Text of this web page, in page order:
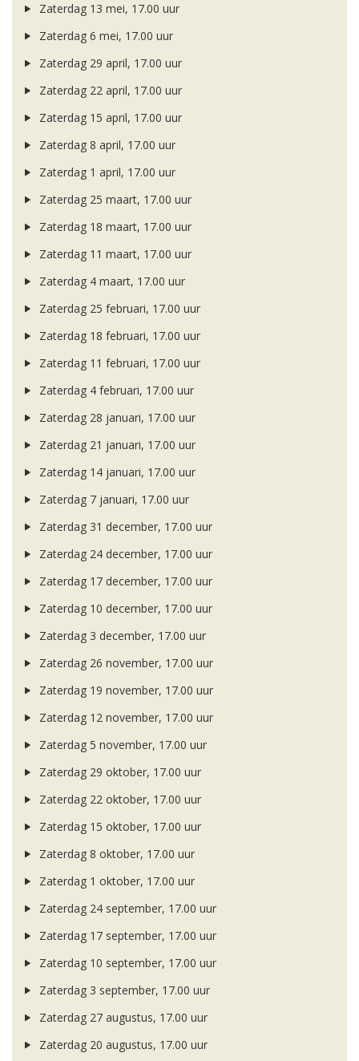
Zaterdag 13 mei, 17.00 uur
Zaterdag 6 mei, 17.00 uur
Zaterdag 29 april, 17.00 uur
Zaterdag 22 april, 17.00 uur
Zaterdag 15 april, 17.00 uur
Zaterdag 8 april, 17.00 uur
Zaterdag 1 april, 17.00 uur
Zaterdag 25 maart, 17.00 uur
Zaterdag 18 maart, 17.00 uur
Zaterdag 11 maart, 17.00 uur
Zaterdag 4 maart, 17.00 uur
Zaterdag 25 februari, 17.00 uur
Zaterdag 18 februari, 17.00 uur
Zaterdag 11 februari, 17.00 uur
Zaterdag 4 februari, 17.00 uur
Zaterdag 28 januari, 17.00 uur
Zaterdag 21 januari, 17.00 uur
Zaterdag 14 januari, 17.00 uur
Zaterdag 7 januari, 17.00 uur
Zaterdag 31 december, 17.00 uur
Zaterdag 24 december, 17.00 uur
Zaterdag 17 december, 17.00 uur
Zaterdag 10 december, 17.00 uur
Zaterdag 3 december, 17.00 uur
Zaterdag 26 november, 17.00 uur
Zaterdag 19 november, 17.00 uur
Zaterdag 12 november, 17.00 uur
Zaterdag 5 november, 17.00 uur
Zaterdag 29 oktober, 17.00 uur
Zaterdag 22 oktober, 17.00 uur
Zaterdag 15 oktober, 17.00 uur
Zaterdag 8 oktober, 17.00 uur
Zaterdag 1 oktober, 17.00 uur
Zaterdag 24 september, 17.00 uur
Zaterdag 17 september, 17.00 uur
Zaterdag 10 september, 17.00 uur
Zaterdag 3 september, 17.00 uur
Zaterdag 27 augustus, 17.00 uur
Zaterdag 20 augustus, 17.00 uur